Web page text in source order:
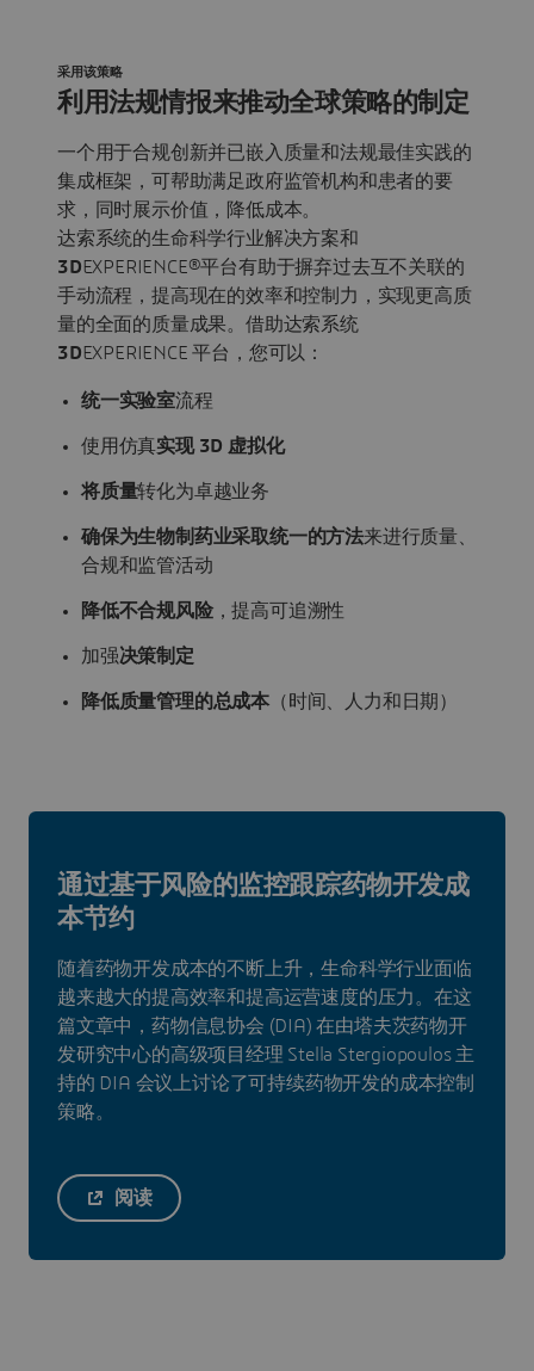
利用法规情报来推动全球策略的制定
采用该策略
一个用于合规创新并已嵌入质量和法规最佳实践的
集成框架，可帮助满足政府监管机构和患者的要
求，同时展示价值，降低成本。
达索系统的生命科学行业解决方案和
3DEXPERIENCE®平台有助于摒弃过去互不关联的
手动流程，提高现在的效率和控制力，实现更高质
量的全面的质量成果。借助达索系统
3DEXPERIENCE 平台，您可以：
统一实验室流程
使用仿真实现 3D 虚拟化
将质量转化为卓越业务
确保为生物制药业采取统一的方法来进行质量、
合规和监管活动
降低不合规风险，提高可追溯性
加强决策制定
降低质量管理的总成本 （时间、人力和日期）
通过基于风险的监控跟踪药物开发成
本节约
随着药物开发成本的不断上升，生命科学行业面临
越来越大的提高效率和提高运营速度的压力。在这
篇文章中，药物信息协会 (DIA) 在由塔夫茨药物开
发研究中心的高级项目经理 Stella Stergiopoulos 主
持的 DIA 会议上讨论了可持续药物开发的成本控制
策略。
阅读